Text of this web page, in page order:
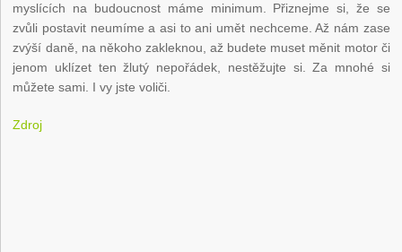
myslících na budoucnost máme minimum. Přiznejme si, že se
zvůli postavit neumíme a asi to ani umět nechceme. Až nám zase
zvýší daně, na někoho zakleknou, až budete muset měnit motor či
jenom uklízet ten žlutý nepořádek, nestěžujte si. Za mnohé si
můžete sami. I vy jste voliči.
Zdroj